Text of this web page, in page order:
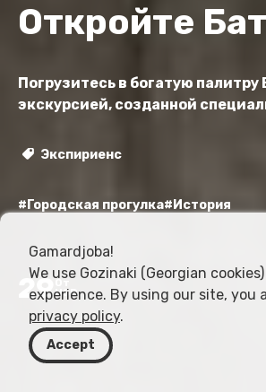
Откройте
Погрузитесь в богатую палитру
экскурсией, созданной
Экспириенс
#Городская прогулка#История
29USD
Gamardjoba!
We use Gozinaki (Georgian
experience. By using our site, you
privacy policy.
Accept